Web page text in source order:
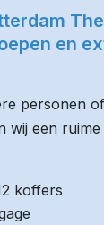
en
personen
wij een ruime
koffers